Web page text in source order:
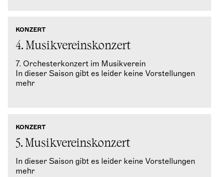
KONZERT
4. Musikvereinskonzert
7. Orchesterkonzert im Musikverein
In dieser Saison gibt es leider keine Vorstellungen
mehr
KONZERT
5. Musikvereinskonzert
In dieser Saison gibt es leider keine Vorstellungen
mehr